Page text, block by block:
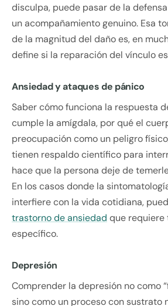
disculpa, puede pasar de la
un acompañamiento genuino. Esa
de la magnitud del daño es, en
define si la reparación del vínculo
Ansiedad y ataques de pánico
Saber cómo funciona la respuesta
cumple la amígdala, por qué el
preocupación como un peligro
tienen respaldo científico para
hace que la persona deje de
En los casos donde la
interfiere con la vida cotidiana,
trastorno de ansiedad que
específico.
Depresión
Comprender la depresión no como
sino como un proceso con sustrato